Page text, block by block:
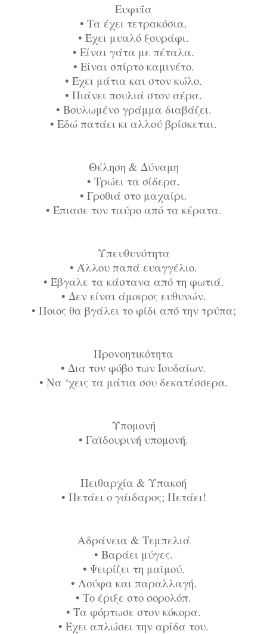
Ευφυΐα
• Τα έχει τετρακόσια.
• Έχει μυαλό ξουράφι.
• Είναι γάτα με πέταλα.
• Είναι σπίρτο καμινέτο.
• Έχει μάτια και στον κώλο.
• Πιάνει πουλιά στον αέρα.
• Βουλωμένο γράμμα διαβάζει.
• Εδώ πατάει κι αλλού βρίσκεται.
Θέληση & Δύναμη
• Τρώει τα σίδερα.
• Γροθιά στο μαχαίρι.
• Έπιασε τον ταύρο από τα κέρατα.
Υπευθυνότητα
• Άλλου παπά ευαγγέλιο.
• Έβγαλε τα κάστανα από τη φωτιά.
• Δεν είναι άμοιρος ευθυνών.
• Ποιος θα βγάλει το φίδι από την τρύπα;
Προνοητικότητα
• Δια τον φόβο των Ιουδαίων.
• Να ‘χεις τα μάτια σου δεκατέσσερα.
Υπομονή
• Γαϊδουρινή υπομονή.
Πειθαρχία & Υπακοή
• Πετάει ο γάιδαρος; Πετάει!
Αδράνεια & Τεμπελιά
• Βαράει μύγες.
• Ψειρίζει τη μαϊμού.
• Λούφα και παραλλαγή.
• Το έριξε στο σορολόπ.
• Τα φόρτωσε στον κόκορα.
• Έχει απλώσει την αρίδα του.